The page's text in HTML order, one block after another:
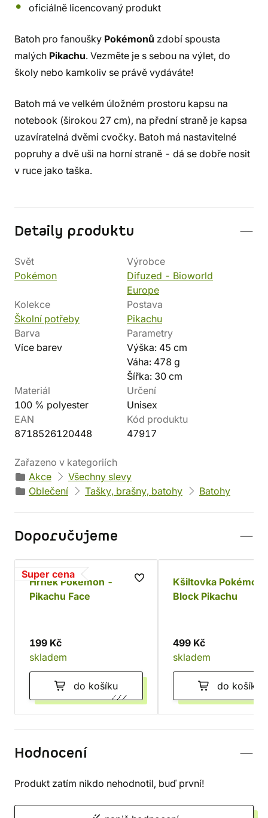
oficiálně licencovaný produkt
Batoh pro fanoušky Pokémonů zdobí spousta
malých Pikachu. Vezměte je s sebou na výlet, do
školy nebo kamkoliv se právě vydáváte!
Batoh má ve velkém úložném prostoru kapsu na
notebook (širokou 27 cm), na přední straně je kapsa
uzavíratelná dvěmi cvočky. Batoh má nastavitelné
popruhy a dvě uši na horní straně - dá se dobře nosit
v ruce jako taška.
Detaily produktu
Svět
Pokémon
Výrobce
Difuzed - Bioworld
Europe
Kolekce
Školní potřeby
Postava
Pikachu
Barva
Více barev
Parametry
Výška: 45 cm
Váha: 478 g
Šířka: 30 cm
Materiál
100 % polyester
Určení
Unisex
EAN
8718526120448
Kód produktu
47917
Zařazeno v kategoriích
Akce
Všechny slevy
Oblečení
Tašky, brašny, batohy Batohy
Doporučujeme
Super cena
Hrnek Pokémon -
Pikachu Face
199 Kč
skladem
do košíku
Kšiltovka Pokémon
Block Pikachu
499 Kč
skladem
do košíku
Hodnocení
Produkt zatím nikdo nehodnotil, buď první!